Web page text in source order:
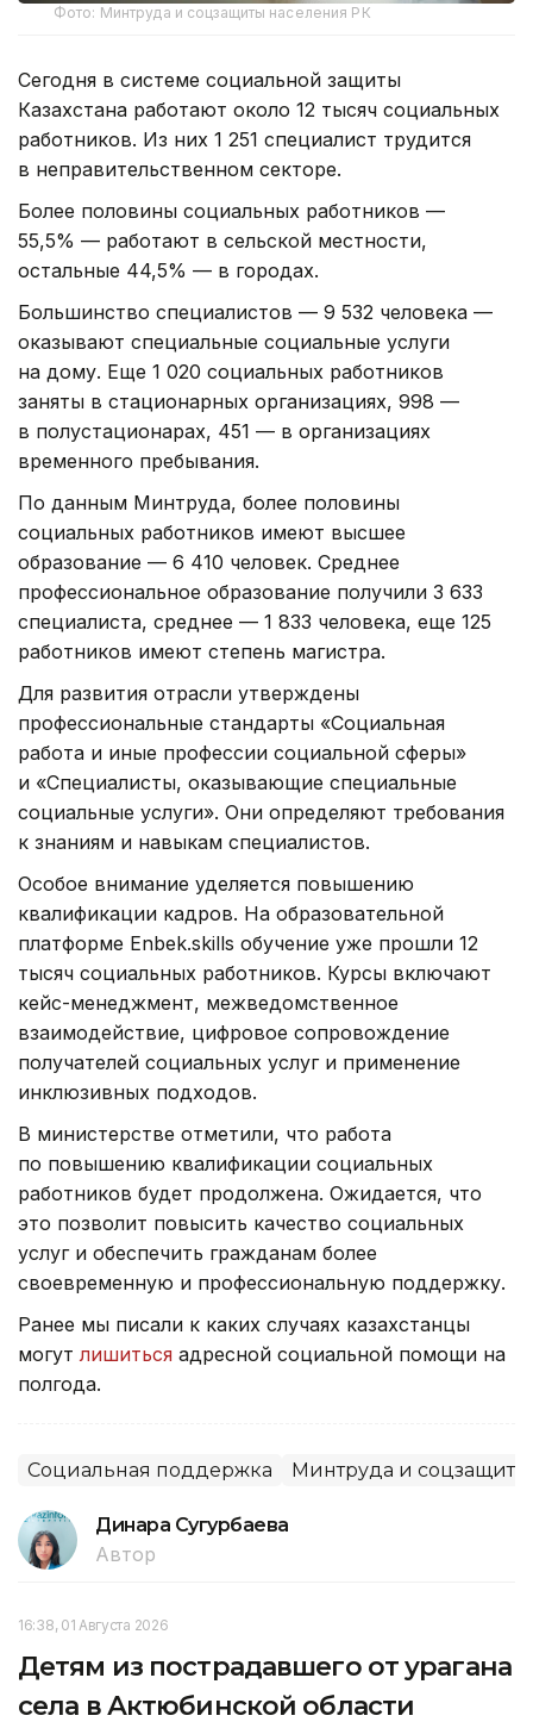
Фото: Минтруда и соцзащиты населения РК
Сегодня в системе социальной защиты
Казахстана работают около 12 тысяч социальных
работников. Из них 1 251 специалист трудится
в неправительственном секторе.
Более половины социальных работников —
55,5% — работают в сельской местности,
остальные 44,5% — в городах.
Большинство специалистов — 9 532 человека —
оказывают специальные социальные услуги
на дому. Еще 1 020 социальных работников
заняты в стационарных организациях, 998 —
в полустационарах, 451 — в организациях
временного пребывания.
По данным Минтруда, более половины
социальных работников имеют высшее
образование — 6 410 человек. Среднее
профессиональное образование получили 3 633
специалиста, среднее — 1 833 человека, еще 125
работников имеют степень магистра.
Для развития отрасли утверждены
профессиональные стандарты «Социальная
работа и иные профессии социальной сферы»
и «Специалисты, оказывающие специальные
социальные услуги». Они определяют требования
к знаниям и навыкам специалистов.
Особое внимание уделяется повышению
квалификации кадров. На образовательной
платформе Enbek.skills обучение уже прошли 12
тысяч социальных работников. Курсы включают
кейс-менеджмент, межведомственное
взаимодействие, цифровое сопровождение
получателей социальных услуг и применение
инклюзивных подходов.
В министерстве отметили, что работа
по повышению квалификации социальных
работников будет продолжена. Ожидается, что
это позволит повысить качество социальных
услуг и обеспечить гражданам более
своевременную и профессиональную поддержку.
Ранее мы писали к каких случаях казахстанцы
могутлишиться адресной социальной помощи на
полгода.
Социальная поддержка Минтруда и
Динара Сугурбаева
Автор
16:38, 01 Августа 2026
Детям из пострадавшего от урагана
села в Актюбинской области